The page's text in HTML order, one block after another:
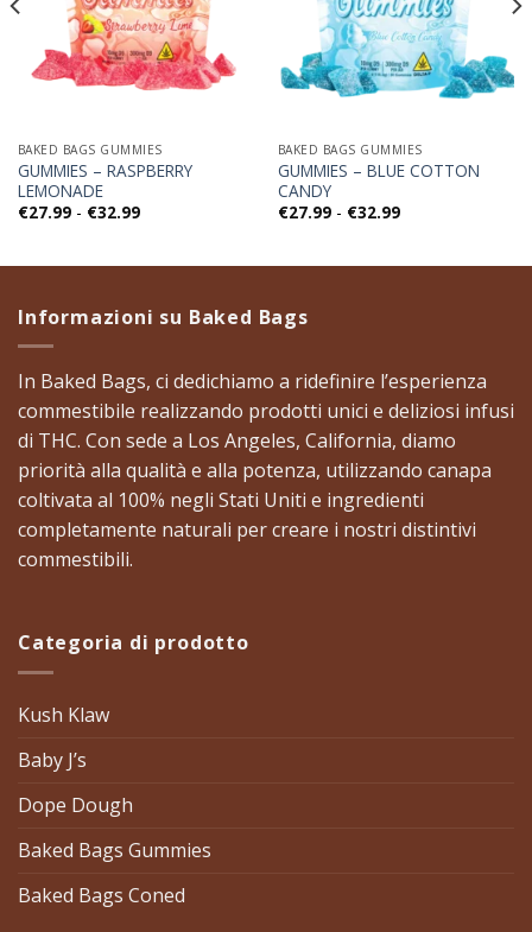
BAKED BAGS GUMMIES
GUMMIES – RASPBERRY
LEMONADE
€27.99 - €32.99Fascia
€27.99
BAKED BAGS GUMMIES
GUMMIES – BLUE COTTON
CANDY
€27.99 - €32.99Fascia
€27.99
Informazioni su Baked Bags
​In Baked Bags, ci dedichiamo a ridefinire l’esperienza
commestibile realizzando prodotti unici e deliziosi infusi
di THC. Con sede a Los Angeles, California, diamo
priorità alla qualità e alla potenza, utilizzando canapa
coltivata al 100% negli Stati Uniti e ingredienti
completamente naturali per creare i nostri distintivi
commestibili. ​
Categoria di prodotto
Kush Klaw
Baby J’s
Dope Dough
Baked Bags Gummies
Baked Bags Coned